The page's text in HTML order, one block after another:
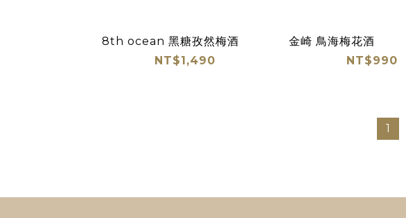
8th ocean 黑糖孜然梅酒
NT$1,490
金崎 鳥海梅花酒
NT$990
1